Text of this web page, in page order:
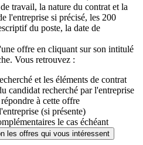
travail, la nature du contrat et la
l'entreprise si précisé, les 200
du poste, la date de
offre en cliquant sur son intitulé
Vous retrouvez :
et les éléments de contrat
candidat recherché par l'entreprise
à cette offre
(si présente)
le cas échéant
les offres qui vous intéressent